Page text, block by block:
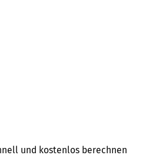
und kostenlos berechnen